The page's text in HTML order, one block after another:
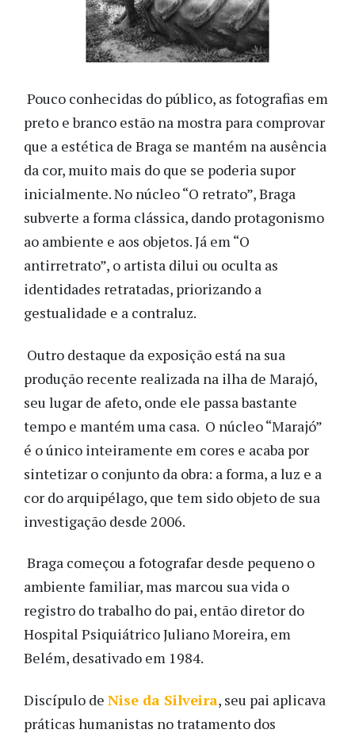
Pouco conhecidas do público, as fotografias em
preto e branco estão na mostra para comprovar
que a estética de Braga se mantém na ausência
da cor, muito mais do que se poderia supor
inicialmente. No núcleo “O retrato”, Braga
subverte a forma clássica, dando protagonismo
ao ambiente e aos objetos. Já em “O
antirretrato”, o artista dilui ou oculta as
identidades retratadas, priorizando a
gestualidade e a contraluz.
Outro destaque da exposição está na sua
produção recente realizada na ilha de Marajó,
seu lugar de afeto, onde ele passa bastante
tempo e mantém uma casa. O núcleo “Marajó”
é o único inteiramente em cores e acaba por
sintetizar o conjunto da obra: a forma, a luz e a
cor do arquipélago, que tem sido objeto de sua
investigação desde 2006.
Braga começou a fotografar desde pequeno o
ambiente familiar, mas marcou sua vida o
registro do trabalho do pai, então diretor do
Hospital Psiquiátrico Juliano Moreira, em
Belém, desativado em 1984.
Discípulo de Nise da Silveira, seu pai aplicava
práticas humanistas no tratamento dos